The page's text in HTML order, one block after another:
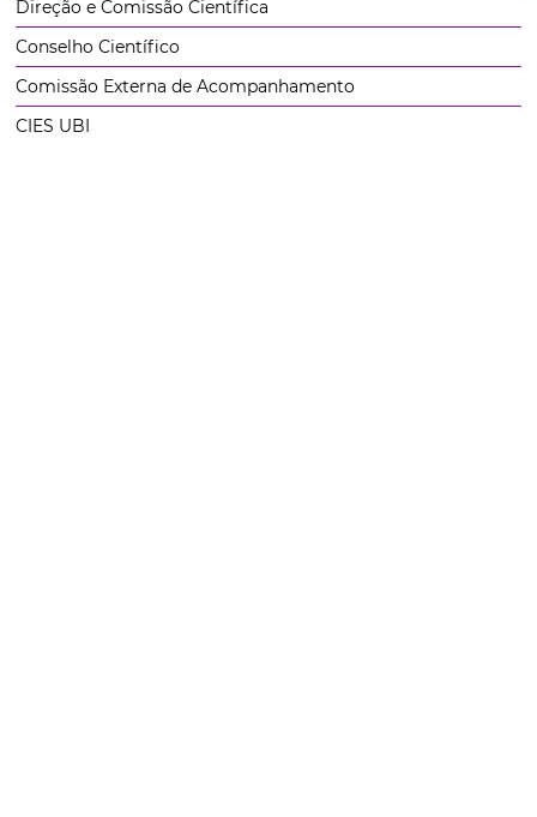
Direção e Comissão Científica
Conselho Científico
Comissão Externa de Acompanhamento
CIES UBI